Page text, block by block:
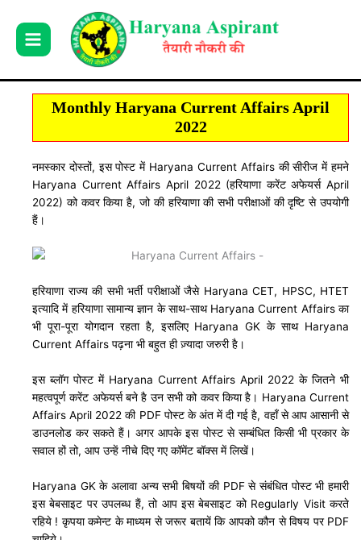
content
Monthly Haryana Current Affairs April
2022
नमस्कार दोस्तों, इस पोस्ट में Haryana Current Affairs की सीरीज में हमने
Haryana Current Affairs April 2022 (हरियाणा करेंट अफेयर्स April
2022) को कवर किया है, जो की हरियाणा की सभी परीक्षाओं की दृष्टि से उपयोगी
हैं।
हरियाणा राज्य की सभी भर्ती परीक्षाओं जैसे Haryana CET, HPSC, HTET
इत्यादि में हरियाणा सामान्य ज्ञान के साथ-साथ Haryana Current Affairs का
भी पूरा-पूरा योगदान रहता है, इसलिए Haryana GK के साथ Haryana
Current Affairs पढ़ना भी बहुत ही ज़्यादा जरुरी है।
इस ब्लॉग पोस्ट में Haryana Current Affairs April 2022 के जितने भी
महत्वपूर्ण करेंट अफेयर्स बने है उन सभी को कवर किया है। Haryana Current
Affairs April 2022 की PDF पोस्ट के अंत में दी गई है, वहाँ से आप आसानी से
डाउनलोड कर सकते हैं। अगर आपके इस पोस्ट से सम्बंधित किसी भी प्रकार के
सवाल हों तो, आप उन्हें नीचे दिए गए कॉमेंट बॉक्स में लिखें।
Haryana GK के अलावा अन्य सभी बिषयों की PDF से संबंधित पोस्ट भी हमारी
इस बेबसाइट पर उपलब्ध हैं, तो आप इस बेबसाइट को Regularly Visit करते
रहिये ! कृपया कमेन्ट के माध्यम से जरूर बतायें कि आपको कौन से विषय पर PDF